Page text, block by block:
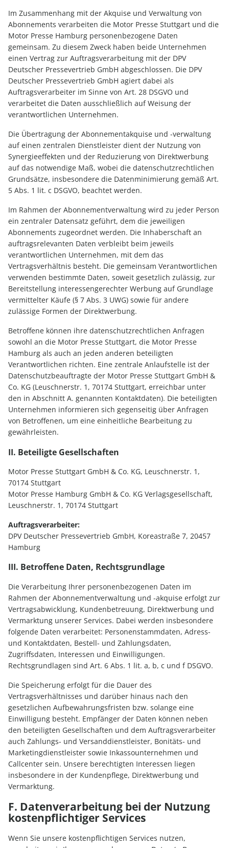
Im Zusammenhang mit der Akquise und Verwaltung von
Abonnements verarbeiten die Motor Presse Stuttgart und die
Motor Presse Hamburg personenbezogene Daten
gemeinsam. Zu diesem Zweck haben beide Unternehmen
einen Vertrag zur Auftragsverarbeitung mit der DPV
Deutscher Pressevertrieb GmbH abgeschlossen. Die DPV
Deutscher Pressevertrieb GmbH agiert dabei als
Auftragsverarbeiter im Sinne von Art. 28 DSGVO und
verarbeitet die Daten ausschließlich auf Weisung der
verantwortlichen Unternehmen.
Die Übertragung der Abonnementakquise und -verwaltung
auf einen zentralen Dienstleister dient der Nutzung von
Synergieeffekten und der Reduzierung von Direktwerbung
auf das notwendige Maß, wobei die datenschutzrechtlichen
Grundsätze, insbesondere die Datenminimierung gemäß Art.
5 Abs. 1 lit. c DSGVO, beachtet werden.
Im Rahmen der Abonnementverwaltung wird zu jeder Person
ein zentraler Datensatz geführt, dem die jeweiligen
Abonnements zugeordnet werden. Die Inhaberschaft an
auftragsrelevanten Daten verbleibt beim jeweils
verantwortlichen Unternehmen, mit dem das
Vertragsverhältnis besteht. Die gemeinsam Verantwortlichen
verwenden bestimmte Daten, soweit gesetzlich zulässig, zur
Bereitstellung interessengerechter Werbung auf Grundlage
vermittelter Käufe (§ 7 Abs. 3 UWG) sowie für andere
zulässige Formen der Direktwerbung.
Betroffene können ihre datenschutzrechtlichen Anfragen
sowohl an die Motor Presse Stuttgart, die Motor Presse
Hamburg als auch an jeden anderen beteiligten
Verantwortlichen richten. Eine zentrale Anlaufstelle ist der
Datenschutzbeauftragte der Motor Presse Stuttgart GmbH &
Co. KG (Leuschnerstr. 1, 70174 Stuttgart, erreichbar unter
den in Abschnitt A. genannten Kontaktdaten). Die beteiligten
Unternehmen informieren sich gegenseitig über Anfragen
von Betroffenen, um eine einheitliche Bearbeitung zu
gewährleisten.
II. Beteiligte Gesellschaften
Motor Presse Stuttgart GmbH & Co. KG, Leuschnerstr. 1,
70174 Stuttgart
Motor Presse Hamburg GmbH & Co. KG Verlagsgesellschaft,
Leuschnerstr. 1, 70174 Stuttgart
Auftragsverarbeiter:
DPV Deutscher Pressevertrieb GmbH, Koreastraße 7, 20457
Hamburg
III. Betroffene Daten, Rechtsgrundlage
Die Verarbeitung Ihrer personenbezogenen Daten im
Rahmen der Abonnementverwaltung und -akquise erfolgt zur
Vertragsabwicklung, Kundenbetreuung, Direktwerbung und
Vermarktung unserer Services. Dabei werden insbesondere
folgende Daten verarbeitet: Personenstammdaten, Adress-
und Kontaktdaten, Bestell- und Zahlungsdaten,
Zugriffsdaten, Interessen und Einwilligungen.
Rechtsgrundlagen sind Art. 6 Abs. 1 lit. a, b, c und f DSGVO.
Die Speicherung erfolgt für die Dauer des
Vertragsverhältnisses und darüber hinaus nach den
gesetzlichen Aufbewahrungsfristen bzw. solange eine
Einwilligung besteht. Empfänger der Daten können neben
den beteiligten Gesellschaften und dem Auftragsverarbeiter
auch Zahlungs- und Versanddienstleister, Bonitäts- und
Marketingdienstleister sowie Inkassounternehmen und
Callcenter sein. Unsere berechtigten Interessen liegen
insbesondere in der Kundenpflege, Direktwerbung und
Vermarktung.
F. Datenverarbeitung bei der Nutzung
kostenpflichtiger Services
Wenn Sie unsere kostenpflichtigen Services nutzen,